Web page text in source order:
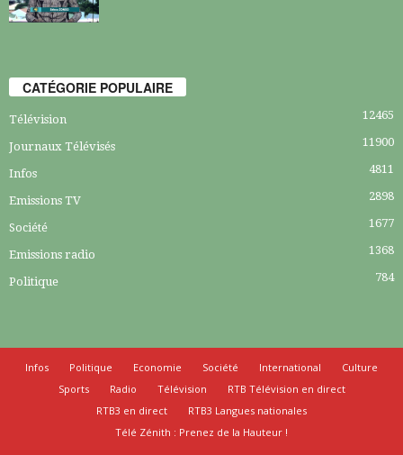
CATÉGORIE POPULAIRE
Télévision 12465
Journaux Télévisés 11900
Infos 4811
Emissions TV 2898
Société 1677
Emissions radio 1368
Politique 784
Infos Politique Economie Société International
Culture
Sports
Radio Télévision
RTB Télévision en direct
RTB3 en direct
RTB3 Langues nationales
Télé Zénith : Prenez de la Hauteur !